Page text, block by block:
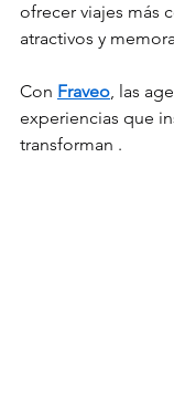
ofrecer viajes más
atractivos y
Con Fraveo, las
experiencias que
transforman .